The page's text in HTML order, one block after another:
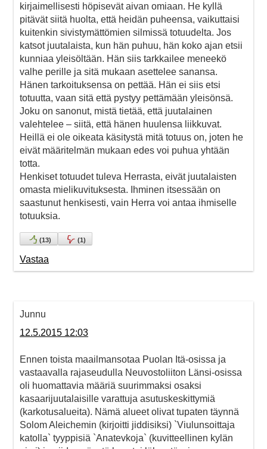
kirjaimellisesti höpisevät aivan omiaan. He kyllä
pitävät siitä huolta, että heidän puheensa, vaikuttaisi
kuitenkin sivistymättömien silmissä totuudelta. Jos
katsot juutalaista, kun hän puhuu, hän koko ajan etsii
kunniaa yleisöltään. Hän siis tarkkailee meneekö
valhe perille ja sitä mukaan asettelee sanansa.
Hänen tarkoituksensa on pettää. Hän ei siis etsi
totuutta, vaan sitä että pystyy pettämään yleisönsä.
Joku on sanonut, mistä tietää, että juutalainen
valehtelee – siitä, että hänen huulensa liikkuvat.
Heillä ei ole oikeata käsitystä mitä totuus on, joten he
eivät määritelmän mukaan edes voi puhua yhtään
totta.
Henkiset totuudet tuleva Herrasta, eivät juutalaisten
omasta mielikuvituksesta. Ihminen itsessään on
saastunut henkisesti, vain Herra voi antaa ihmiselle
totuuksia.
(13) (1)
Vastaa
Junnu
12.5.2015 12:03
Ennen toista maailmansotaa Puolan Itä-osissa ja
vastaavalla rajaseudulla Neuvostoliiton Länsi-osissa
oli huomattavia määriä suurimmaksi osaksi
kasaarijuutalaisille varattuja asutuskeskittymiä
(karkotusalueita). Nämä alueet olivat tupaten täynnä
Solom Aleichemin (kirjoitti jiddisiksi) `Viulunsoittaja
katolla` tyyppisiä `Anatevkoja` (kuvitteellinen kylän